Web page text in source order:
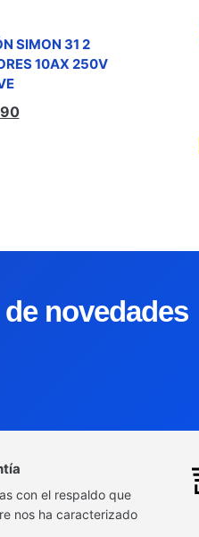
SIMON 31 2
10AX 250V
novedades
con el respaldo que
nos ha caracterizado